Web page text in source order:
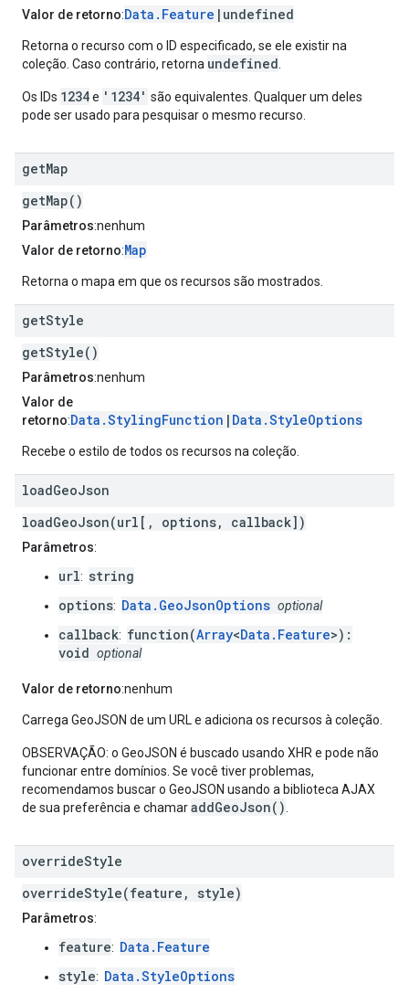
Valor de retorno:Data.Feature |undefined
Retorna o recurso com o ID especificado, se ele existir na
coleção. Caso contrário, retorna undefined
Os IDs 1234e '1234' são equivalentes. Qualquer um deles
pode ser usado para pesquisar o mesmo recurso.
getMap
getMap()
Parâmetros:nenhum
Valor de retorno:Map
Retorna o mapa em que os recursos são mostrados.
getStyle
getStyle()
Parâmetros:nenhum
Valor de
retorno:Data.StylingFunction | Data.StyleOptions
Recebe o estilo de todos os recursos na coleção.
loadGeoJson
loadGeoJson(url[, options, callback])
Parâmetros:
url: string
options: Data.GeoJsonOptions optional
callback: function(Array<Data.Feature>):
void optional
Valor de retorno:nenhum
Carrega GeoJSON de um URL e adiciona os recursos à coleção.
OBSERVAÇÃO: o GeoJSON é buscado usando XHR e pode não
funcionar entre domínios. Se você tiver problemas,
recomendamos buscar o GeoJSON usando a biblioteca AJAX
de sua preferência e chamaraddGeoJson()
overrideStyle
overrideStyle(feature, style)
Parâmetros:
feature: Data.Feature
style: Data.StyleOptions